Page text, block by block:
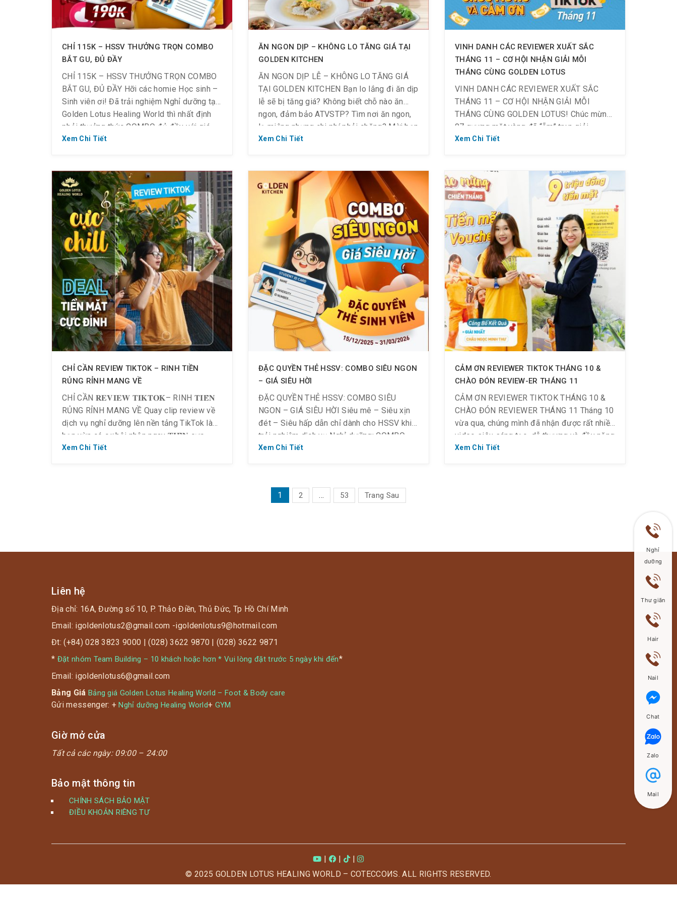
CHỈ 115K – HSSV THƯỞNG TRỌN COMBO
BẮT GU, ĐỦ ĐẦY
CHỈ 115K – HSSV THƯỞNG TRỌN COMBO
BẮT GU, ĐỦ ĐẦY Hỡi các homie Học sinh –
Sinh viên ơi! Đã trải nghiệm Nghỉ dưỡng tại
Golden Lotus Healing World thì nhất định
phải thưởng thức COMBO đủ đầy với giá
siêu mềm tại nhà hàng nhé ~ Chỉ còn
Xem Chi Tiết
ĂN NGON DỊP – KHÔNG LO TĂNG GIÁ TẠI
GOLDEN KITCHEN
ĂN NGON DỊP LỄ – KHÔNG LO TĂNG GIÁ
TẠI GOLDEN KITCHEN Bạn lo lắng đi ăn dịp
lễ sẽ bị tăng giá? Không biết chỗ nào ăn
ngon, đảm bảo ATVSTP? Tìm nơi ăn ngon,
lạ miệng nhưng chi phí phải chăng? Mời bạn
ghé Golden Kitchen nhé – nhà hàng ẩm thực
Xem Chi Tiết
VINH DANH CÁC REVIEWER XUẤT SẮC
THÁNG 11 – CƠ HỘI NHẬN GIẢI MỖI
THÁNG CÙNG GOLDEN LOTUS
VINH DANH CÁC REVIEWER XUẤT SẮC
THÁNG 11 – CƠ HỘI NHẬN GIẢI MỖI
THÁNG CÙNG GOLDEN LOTUS! Chúc mừng
07 gương mặt vàng đã “ẵm” trọn giải
thưởng tiền mặt cực khủng từ chương trình
bạn vì […]
Xem Chi Tiết
CHỈ CẦN REVIEW TIKTOK – RINH TIỀN
RỦNG RỈNH MANG VỀ
CHỈ CẦN 𝐑𝐄𝐕𝐈𝐄𝐖 𝐓𝐈𝐊𝐓𝐎𝐊– RINH 𝐓𝐈𝐄̂̀𝐍
RỦNG RỈNH MANG VỀ Quay clip review về
dịch vụ nghỉ dưỡng lên nền tảng TikTok là
bạn vừa có cơ hội nhận ngay 𝐓𝐈𝐄̂̀𝐍 cực
đỉnh lên đến 𝟗𝐓𝐑, thỏa sức sáng tạo vừa có
Xem Chi Tiết
ĐẶC QUYỀN THẺ HSSV: COMBO SIÊU NGON
– GIÁ SIÊU HỜI
ĐẶC QUYỀN THẺ HSSV: COMBO SIÊU
NGON – GIÁ SIÊU HỜI Siêu mê – Siêu xịn
đét – Siêu hấp dẫn chỉ dành cho HSSV khi
trải nghiệm dịch vụ Nghỉ dưỡng: COMBO
“ĐẶC QUYỀN” món ngon tròn vị- no tròn
Xem Chi Tiết
CẢM ƠN REVIEWER TIKTOK THÁNG 10 &
CHÀO ĐÓN REVIEW-ER THÁNG 11
CẢM ƠN REVIEWER TIKTOK THÁNG 10 &
CHÀO ĐÓN REVIEWER THÁNG 11 Tháng 10
vừa qua, chúng mình đã nhận được rất nhiều
video siêu sáng tạo, dễ thương và đầy năng
lượng từ các bạn đã tham gia sự kiện
Xem Chi Tiết
PHÂN
TRANG
1 2 … 53 Trang Sau
Liên hệ
Địa chỉ: 16A, Đường số 10, P. Thảo Điền, Thủ Đức, Tp Hồ Chí Minh
Email: igoldenlotus2@gmail.com -igoldenlotus9@hotmail.com
Đt: (+84) 028 3823 9000 | (028) 3622 9870 | (028) 3622 9871
* Đặt nhóm Team Building – 10 khách hoặc hơn * Vui lòng đặt trước 5 ngày khi đến*
Email: igoldenlotus6@gmail.com
Bảng Giá Bảng giá Golden Lotus Healing World – Foot & Body care
Gửi messenger: +Nghỉ dưỡng Healing World+ GYM
Giờ mở cửa
Tất cả các ngày: 09:00 – 24:00
Bảo mật thông tin
CHÍNH SÁCH BẢO MẬT
ĐIỀU KHOẢN RIÊNG TƯ
| |
|
© 2025 GOLDEN LOTUS HEALING WORLD – COTECCOИS. ALL RIGHTS RESERVED.
Nghỉ
dưỡng
Thư giãn
Hair
Nail
Chat
Zalo
Mail